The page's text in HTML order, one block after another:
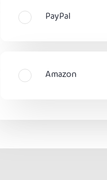
PayPal
Amazon